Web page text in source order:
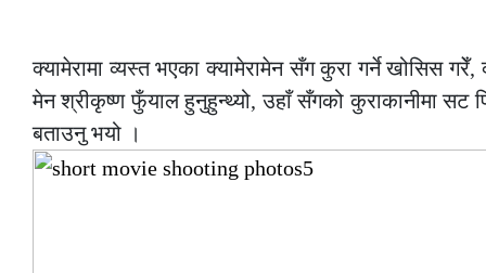
क्यामेरामा व्यस्त भएका क्यामेरामेन सँग कुरा गर्ने खोसिस
मेन श्रीकृष्ण फुँयाल हुनुहुन्थ्यो, उहाँ सँगको कुराकानीमा सट
बताउनु भयो ।